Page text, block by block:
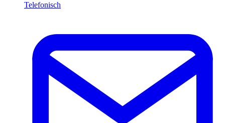
Telefonisch